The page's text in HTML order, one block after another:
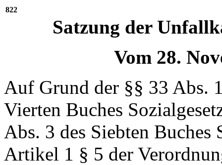
822
Satzung der
Vom 28.
Auf Grund der §§ 33 Abs.
Vierten Buches
Abs. 3 des Siebten
Artikel 1 § 5 der